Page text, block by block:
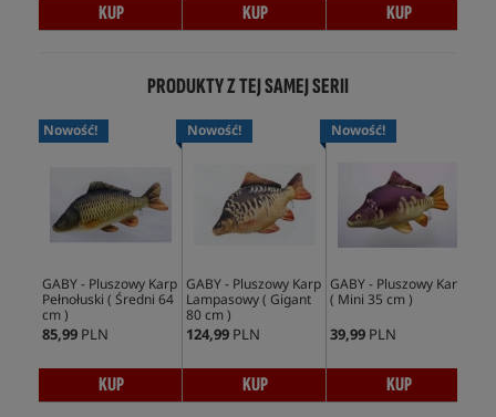
KUP KUP KUP
PRODUKTY Z TEJ SAMEJ SERII
Nowość!
GABY - Pluszowy Karp
Pełnołuski ( Średni 64
cm )
85,99 PLN
KUP
Nowość!
GABY - Pluszowy Karp
Lampasowy ( Gigant
80 cm )
124,99 PLN
KUP
Nowość!
GABY - Pluszowy Karp
( Mini 35 cm )
39,99 PLN
KUP